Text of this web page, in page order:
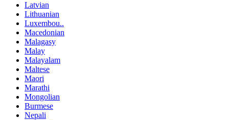
Latvian
Lithuanian
Luxembou..
Macedonian
Malagasy
Malay
Malayalam
Maltese
Maori
Marathi
Mongolian
Burmese
Nepali